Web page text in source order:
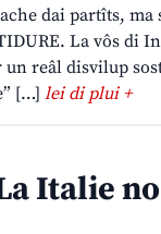
dai partîts,
La vôs di
un reâl disvilup
[…] lei di plui +
Italie